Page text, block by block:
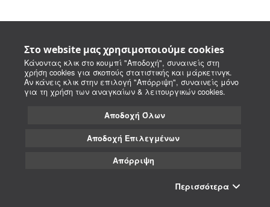
Στο website μας χρησιμοποιούμε cookies
Κάνοντας κλικ στο κουμπί "Αποδοχή", συναινείς στη
χρήση cookies για σκοπούς στατιστικής και μάρκετινγκ.
Αν κάνεις κλικ στην επιλογή "Απόρριψη", συναινείς μόνο
για τη χρήση των αναγκαίων & λειτουργικών cookies.
Αποδοχή Όλων
Αποδοχή Επιλεγμένων
Απόρριψη
Περισσότερα